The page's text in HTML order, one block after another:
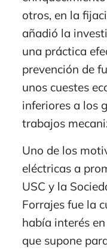
otros, en la
añadió la
una práctica
prevención de
unos cuestes
inferiores a los
trabajos
Uno de los
eléctricas a
USC y la
Forrajes fue la
había interés
que supone